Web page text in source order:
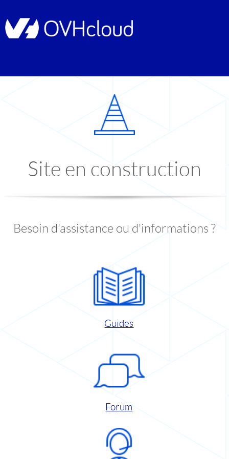
Site en construction
Besoin d'assistance ou d'informations ?
Guides
Forum